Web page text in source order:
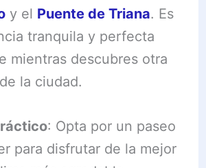
y el Puente de Triana. Es
tranquila y perfecta
mientras descubres otra
la ciudad.
: Opta por un paseo
para disfrutar de la mejor